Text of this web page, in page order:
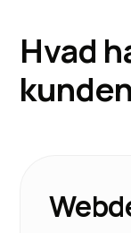
Hvad h
kunden